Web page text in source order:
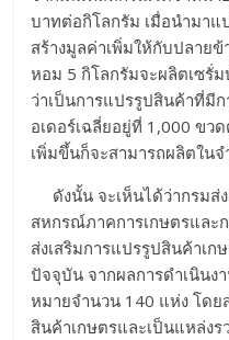
บาทต่อกิโลกรัม เมื่อนำมา
สร้างมูลค่าเพิ่มให้กับปลาย
หอม 5 กิโลกรัมจะผลิตเซรั่
ว่าเป็นการแปรรูปสินค้าที่มี
อเดอร์เฉลี่ยอยู่ที่ 1,000 ขว
เพิ่มขึ้นก็จะสามารถผลิตใน
ดังนั้น จะเห็นได้ว่ากรมส่
สหกรณ์ภาคการเกษตรและ
ส่งเสริมการแปรรูปสินค้าเ
ปัจจุบัน จากผลการดำเนินง
หมายจำนวน 140 แห่ง โดย
สินค้าเกษตรและเป็นแหล่ง